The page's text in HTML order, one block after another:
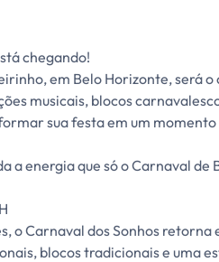
chegando!
em Belo Horizonte, será
musicais, blocos
sua festa em um momento
a energia que só o Carnaval de
o Carnaval dos Sonhos retorna
blocos tradicionais e uma